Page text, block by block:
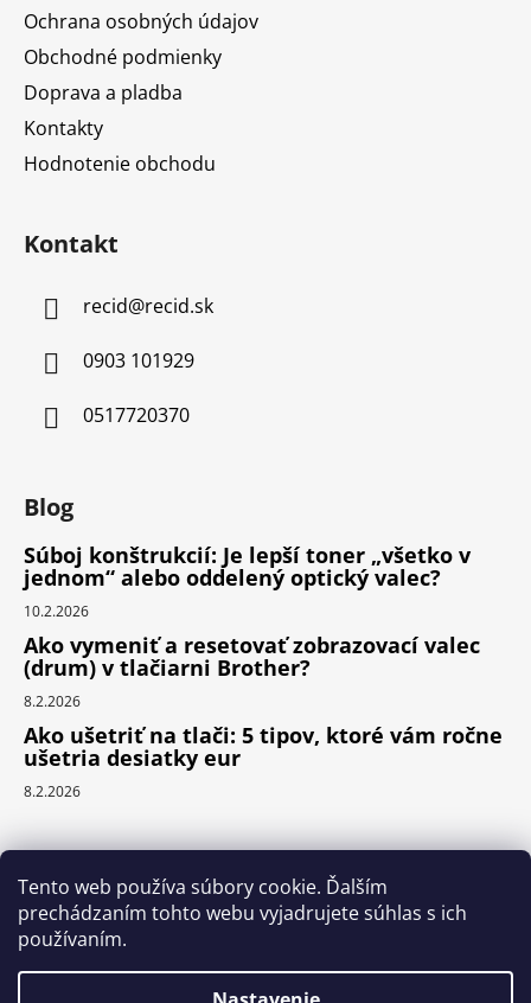
Tento web používa súbory cookie. Ďalším
prechádzaním tohto webu vyjadrujete súhlas s ich
používaním.
Ochrana osobných údajov
Obchodné podmienky
Doprava a pladba
Kontakty
Hodnotenie obchodu
Kontakt
recid@recid.sk
0903 101929
0517720370
Blog
Súboj konštrukcií: Je lepší toner „všetko v
jednom“ alebo oddelený optický valec?
10.2.2026
Ako vymeniť a resetovať zobrazovací valec
(drum) v tlačiarni Brother?
8.2.2026
Ako ušetriť na tlači: 5 tipov, ktoré vám ročne
ušetria desiatky eur
8.2.2026
Prijímame online platby